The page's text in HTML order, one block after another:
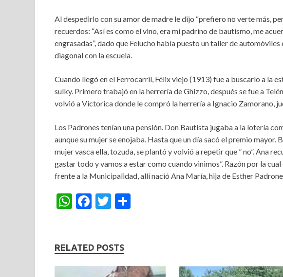
Al despedirlo con su amor de madre le dijo “prefiero no verte más,
recuerdos: “Así es como el vino, era mi padrino de bautismo, me
engrasadas”, dado que Felucho había puesto un taller de automóviles
diagonal con la escuela.
Cuando llegó en el Ferrocarril, Félix viejo (1913) fue a buscarlo a la
sulky. Primero trabajó en la herrería de Ghizzo, después se fue a
volvió a Victorica donde le compró la herrería a Ignacio Zamorano,
Los Padrones tenían una pensión. Don Bautista jugaba a la lotería
aunque su mujer se enojaba. Hasta que un día sacó el premio mayor.
mujer vasca ella, tozuda, se plantó y volvió a repetir que ” no”. Ana
gastar todo y vamos a estar como cuando vinimos”. Razón por la
frente a la Municipalidad, allí nació Ana María, hija de Esther
W
s
A
F
b
o
T
er
RELATED POSTS